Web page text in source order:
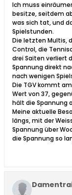
Ich muss
besitze, seitdem
was sich tat, und
Spielstunden.
Die letzten Multis,
Control, die
drei Saiten verliert
Spannung direkt
nach wenigen
Die TGV kommt
Wert von 37,
hält die Spannung
Meine aktuelle
längs, mit der
Spannung über
die Spannung so